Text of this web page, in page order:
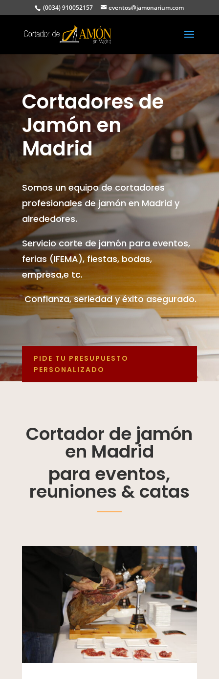
(0034) 910052157 eventos@jamonarium.com
Cortadores de
Jamón en
Madrid
Somos un equipo de cortadores
profesionales de jamón en Madrid y
alrededores.
Servicio corte de jamón para eventos,
ferias (IFEMA), fiestas, bodas,
empresa,e tc.
Confianza, seriedad y éxito asegurado.
PIDE TU PRESUPUESTO
PERSONALIZADO
Cortador de jamón
en Madrid
para eventos,
reuniones & catas